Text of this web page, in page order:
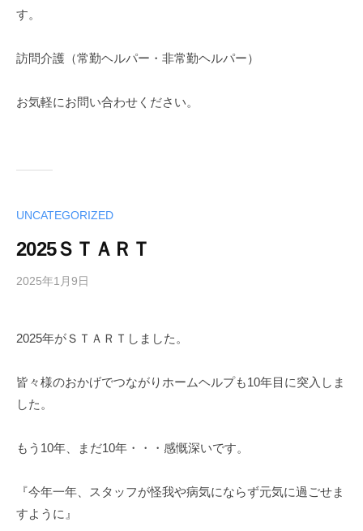
す。
訪問介護（常勤ヘルパー・非常勤ヘルパー）
お気軽にお問い合わせください。
UNCATEGORIZED
2025ＳＴＡＲＴ
2025年1月9日
u
a
i
2025年がＳＴＡＲＴしました。
皆々様のおかげでつながりホームヘルプも10年目に突入しま
した。
もう10年、まだ10年・・・感慨深いです。
『今年一年、スタッフが怪我や病気にならず元気に過ごせま
すように』